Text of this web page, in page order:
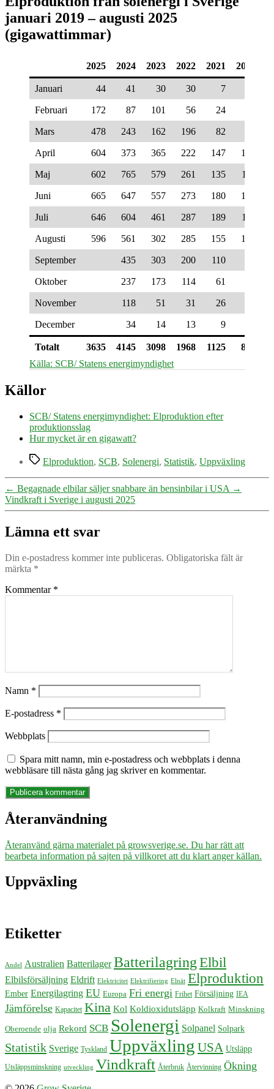
januari 2019 – augusti 2025
(gigawattimmar)
2025 2024 2023 2022 2021 2020
Januari 44 41 30 30 7
Februari 172 87 101 56 24
Mars 478 243 162 196 82
April 604 373 365 222 147 100
Maj 602 765 579 261 135 113
Juni 665 647 557 273 180 125
Juli 646 604 461 287 189 112
Augusti 596 561 302 285 155 130
September 435 303 200 110
Oktober 237 173 114 61
November 118 51 31 26
December 34 14 13 9
Totalt 3635 4145 3098 1968 1125 805
Källa: SCB/ Statens energimyndighet
Källor
SCB/ Statens energimyndighet: Elproduktion efter
produktionsslag
Hur mycket är en gigawatt?
Etiketter
Elproduktion, SCB, Solenergi, Statistik, Uppväxling
← Begagnade elbilar säljer snabbare än bensinbilar i USA →
Vindkraft i Sverige i augusti 2025
Lämna ett svar
Din e-postadress kommer inte publiceras. Obligatoriska fält är
märkta *
Kommentar *
Namn *
E-postadress *
Webbplats
Spara mitt namn, min e-postadress och webbplats i denna
webbläsare till nästa gång jag skriver en kommentar.
Återanvändning
Återanvänd gärna materialet på growsverige.se. Du har rätt att
bearbeta information på sajten på villkoret att du klart anger källan.
Uppväxling
Etiketter
Andel Australien Batterilager BatterilagringElbil
Elbilsförsäljning Eldrift Elektricitet Elektrifiering Elnät Elproduktion
Ember Energilagring EU Europa Fri energi Frihet Försäljning IEA
Jämförelse Kapacitet Kina Kol Koldioxidutsläpp Kolkraft Minskning
Oberoende olja Rekord SCB Solenergi Solpanel Solpark
Statistik Sverige Tyskland Uppväxling USA Utsläpp
Utsläppsminskning utveckling Vindkraft Återbruk Återvinning Ökning